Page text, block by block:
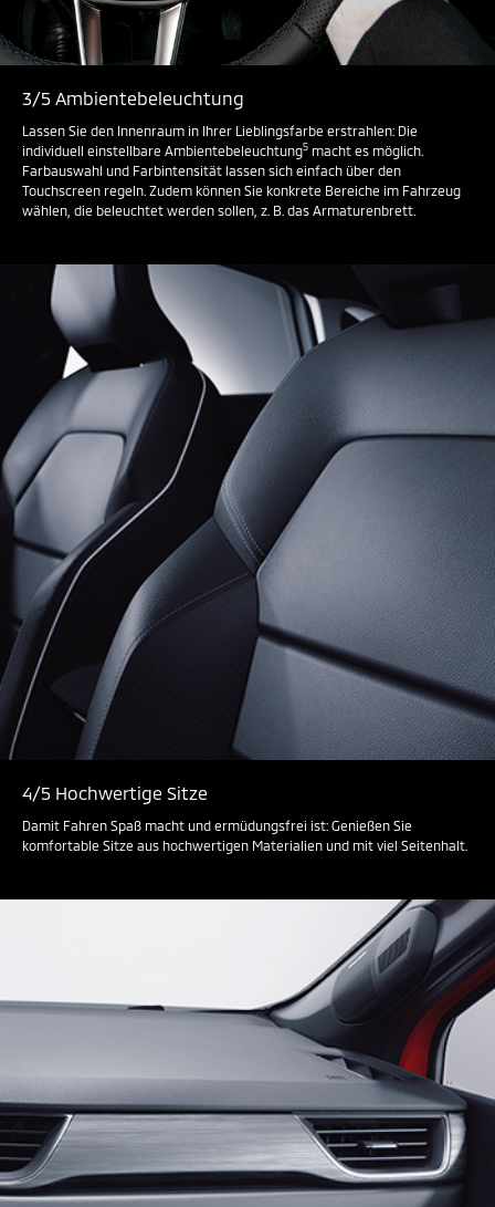
3/5 Ambientebeleuchtung
Lassen Sie den Innenraum in Ihrer Lieblingsfarbe erstrahlen: Die
individuell einstellbare Ambientebeleuchtung5 macht es möglich.
Farbauswahl und Farbintensität lassen sich einfach über den
Touchscreen regeln. Zudem können Sie konkrete Bereiche im Fahrzeug
wählen, die beleuchtet werden sollen, z. B. das Armaturenbrett.
4/5 Hochwertige Sitze
Damit Fahren Spaß macht und ermüdungsfrei ist: Genießen Sie
komfortable Sitze aus hochwertigen Materialien und mit viel Seitenhalt.